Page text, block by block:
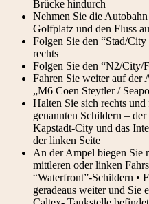
Brücke hindurch
Nehmen Sie die
Golfplatz und den Fluss
Folgen Sie den “Stad/
rechts
Folgen Sie den “N2/City/
Fahren Sie weiter auf der
„M6 Coen Steytler /
Halten Sie sich rechts
genannten Schildern –
Kapstadt-City und das
der linken Seite
An der Ampel biegen Sie
mittleren oder linken
“Waterfront”-Schildern •
geradeaus weiter und